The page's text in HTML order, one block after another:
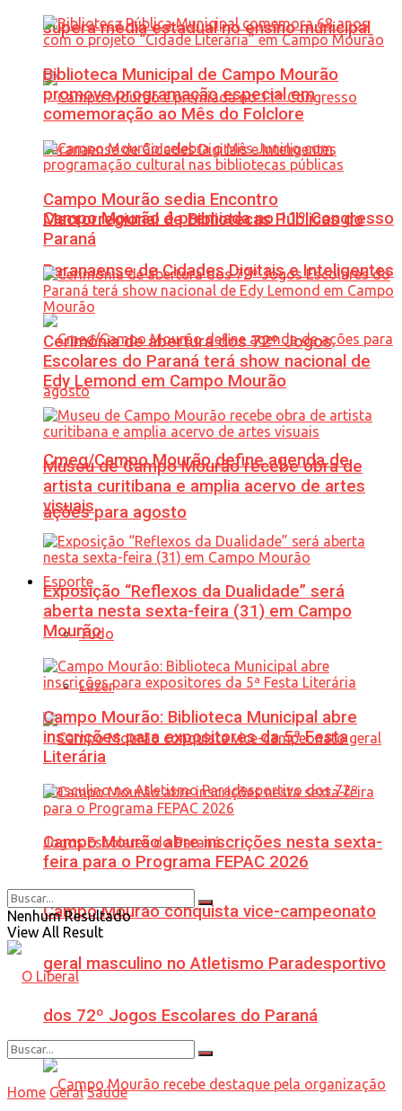
supera média estadual no ensino municipal
Campo Mourão é premiada no 11º Congresso
Paranaense de Cidades Digitais e Inteligentes
Cmeg/Campo Mourão define agenda de
ações para agosto
Esporte
Tudo
Lazer
Campo Mourão conquista vice-campeonato
geral masculino no Atletismo Paradesportivo
dos 72º Jogos Escolares do Paraná
Biblioteca Municipal de Campo Mourão
promove programação especial em
comemoração ao Mês do Folclore
Campo Mourão sedia Encontro
Macrorregional de Bibliotecas Públicas do
Paraná
Cerimônia de abertura dos 72º Jogos
Escolares do Paraná terá show nacional de
Edy Lemond em Campo Mourão
Museu de Campo Mourão recebe obra de
artista curitibana e amplia acervo de artes
visuais
Exposição “Reflexos da Dualidade” será
aberta nesta sexta-feira (31) em Campo
Mourão
Campo Mourão: Biblioteca Municipal abre
inscrições para expositores da 5ª Festa
Literária
Campo Mourão abre inscrições nesta sexta-
feira para o Programa FEPAC 2026
Nenhum Resultado
View All Result
Home Geral Saúde